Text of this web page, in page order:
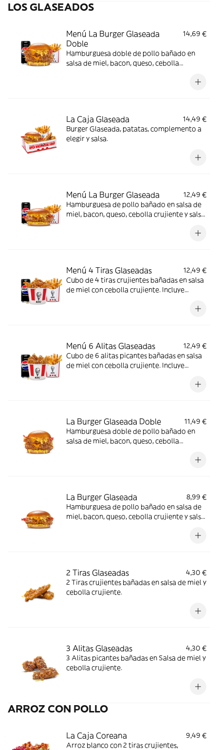
LOS GLASEADOS
Menú La Burger Glaseada
Doble
14,69 €
Hamburguesa doble de pollo bañado en
salsa de miel, bacon, queso, cebolla
La Caja Glaseada
14,49 €
Burger Glaseada, patatas, complemento a
elegir y salsa.
Menú La Burger Glaseada
12,49 €
Hamburguesa de pollo bañado en salsa de
miel, bacon, queso, cebolla crujiente y salsa
Menú 4 Tiras Glaseadas
12,49 €
Cubo de 4 tiras crujientes bañadas en salsa
de miel con cebolla crujiente. Incluye
Menú 6 Alitas Glaseadas
12,49 €
Cubo de 6 alitas picantes bañadas en salsa
de miel con cebolla crujiente. Incluye
La Burger Glaseada Doble
11,49 €
Hamburguesa doble de pollo bañado en
salsa de miel, bacon, queso, cebolla
La Burger Glaseada
8,99 €
Hamburguesa de pollo bañado en salsa de
miel, bacon, queso, cebolla crujiente y salsa
2 Tiras Glaseadas
4,30 €
2 Tiras crujientes bañadas en salsa de miel y
cebolla crujiente.
3 Alitas Glaseadas
4,30 €
3 Alitas picantes bañadas en Salsa de miel y
cebolla crujiente.
ARROZ CON POLLO
La Caja Coreana
9,49 €
Arroz blanco con 2 tiras crujientes,